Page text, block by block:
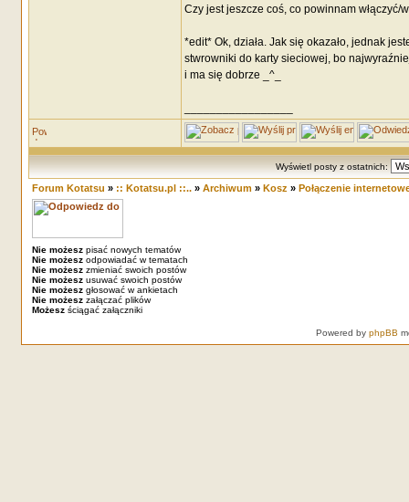
Czy jest jeszcze coś, co powinnam włączyć/
*edit* Ok, działa. Jak się okazało, jednak
stwrowniki do karty sieciowej, bo
i ma się dobrze _^_
Wyświetl posty z ostatnich:
Forum Kotatsu » :: Kotatsu.pl ::..» Archiwum» Kosz » Połączenie
Nie możeszpisać nowych tematów
Nie możeszodpowiadać w tematach
Nie możeszzmieniać swoich postów
Nie możeszusuwać swoich postów
Nie możeszgłosować w ankietach
Nie możeszzałączać plików
Możeszściągać załączniki
Powered by phpBB